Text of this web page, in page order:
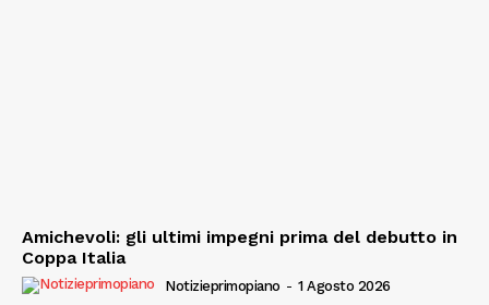
Amichevoli: gli ultimi impegni prima del debutto in
Coppa Italia
Notizieprimopiano - 1 Agosto 2026